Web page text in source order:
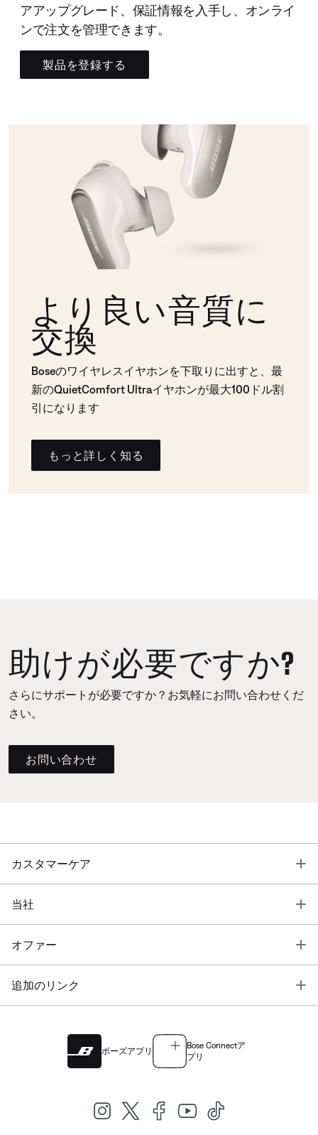
アアップグレード、保証情報を入手し、オンライ
ンで注文を管理できます。
製品を登録する
より良い音質に
交換
Boseのワイヤレスイヤホンを下取りに出すと、最
新のQuietComfort Ultraイヤホンが最大100ドル割
引になります
もっと詳しく知る
助けが必要ですか?
さらにサポートが必要ですか？お気軽にお問い合わせくだ
さい。
お問い合わせ
カスタマーケア
当社
オファー
追加のリンク
ボーズアプリ
Bose Connectア
プリ